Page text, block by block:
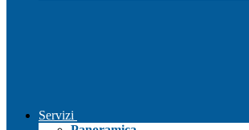
Servizi